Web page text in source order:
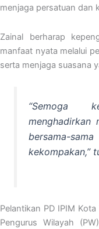
menjaga persatuan dan
Zainal berharap
manfaat nyata melalui
serta menjaga suasana
“Semoga
menghadirkan
bersama-
kekompakan,”
Pelantikan PD IPIM
Pengurus Wilayah